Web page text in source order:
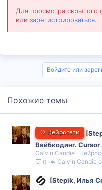
Для просмотра
или зарегистрироваться.
Войдите или
Похожие темы
💠 Нейросети
Вайбкодинг.
Calvin Candie
0
Calvin Candie
[Stepik, Илья